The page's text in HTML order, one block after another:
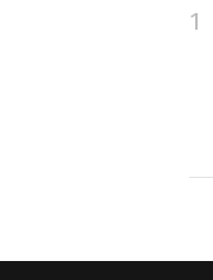
1